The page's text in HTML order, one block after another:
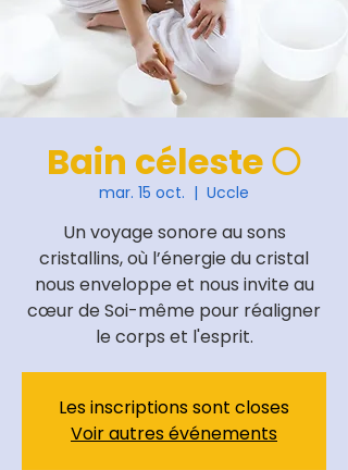
Bain céleste 🌕
mar. 15 oct.
  |
Uccle
Un voyage sonore au sons
cristallins, où l’énergie du cristal
nous enveloppe et nous invite au
cœur de Soi-même pour réaligner
le corps et l'esprit.
Les inscriptions sont closes
Voir autres événements